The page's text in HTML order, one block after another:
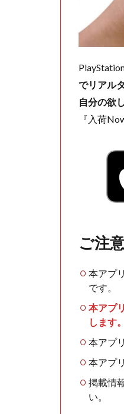
でリアル
自分の欲
『入荷
ご注
本アプ
です。
本アプ
します。
本アプ
本アプ
掲載情
い。